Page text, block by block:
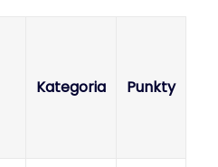
Kategoria Punkty